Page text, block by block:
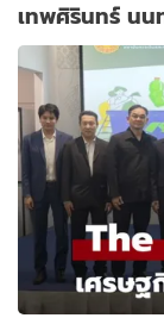
เทพศิรินทร์ นน